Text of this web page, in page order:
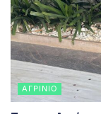
ΑΓΡΊΝΙΟ